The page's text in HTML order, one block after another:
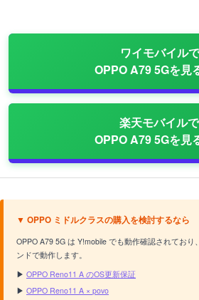
ワイモバイルで
OPPO A79 5Gを見
楽天モバイルで
OPPO A79 5Gを見
▼ OPPO ミドルクラスの購入を検討するなら
OPPO A79 5G は Y!mobile でも動作確認されてお
ンドで動作します。
▶ OPPO Reno11 A のOS更新保証
▶ OPPO Reno11 A × povo